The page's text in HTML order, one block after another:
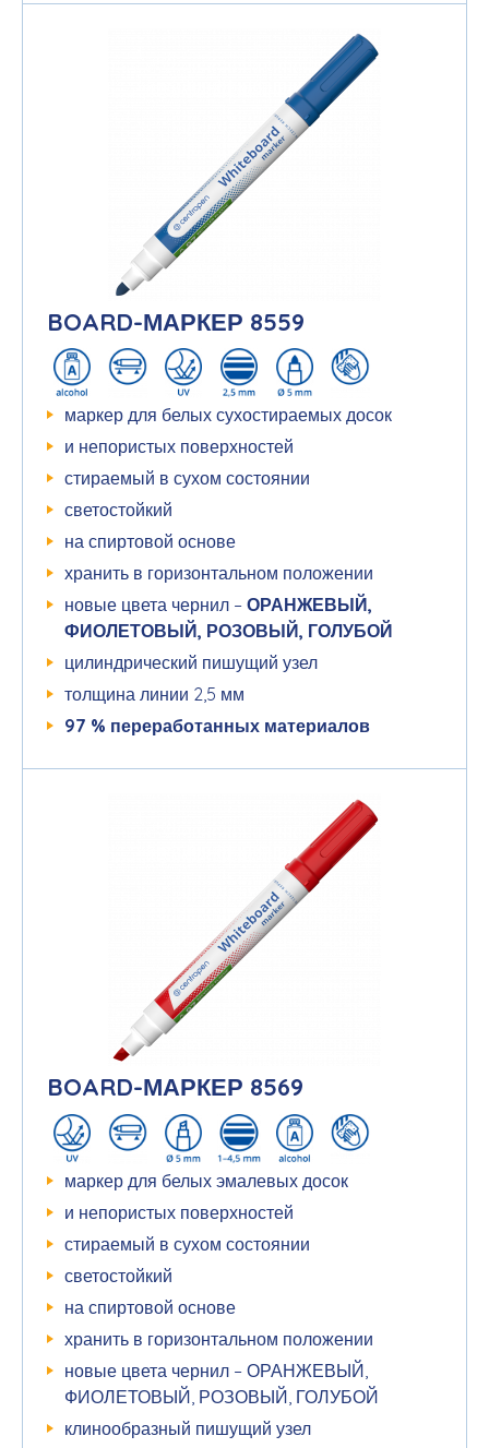
BOARD-МАРКЕР 8559
маркер для белых сухостираемых досок
и непористых поверхностей
стираемый в сухом состоянии
светостойкий
на спиртовой основе
хранить в горизонтальном положении
новые цвета чернил – ОРАНЖЕВЫЙ,
ФИОЛЕТОВЫЙ, РОЗОВЫЙ, ГОЛУБОЙ
цилиндрический пишущий узел
толщина линии 2,5 мм
97 % переработанных материалов
BOARD-МАРКЕР 8569
маркер для белых эмалевых досок
и непористых поверхностей
стираемый в сухом состоянии
светостойкий
на спиртовой основе
хранить в горизонтальном положении
новые цвета чернил – ОРАНЖЕВЫЙ,
ФИОЛЕТОВЫЙ, РОЗОВЫЙ, ГОЛУБОЙ
клинообразный пишущий узел